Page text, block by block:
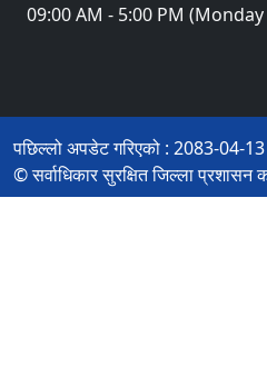
09:00 AM - 5:00 PM
पछिल्लो अपडेट गरिएको : 2083-04-
© सर्वाधिकार सुरक्षित जिल्ला प्रशासन